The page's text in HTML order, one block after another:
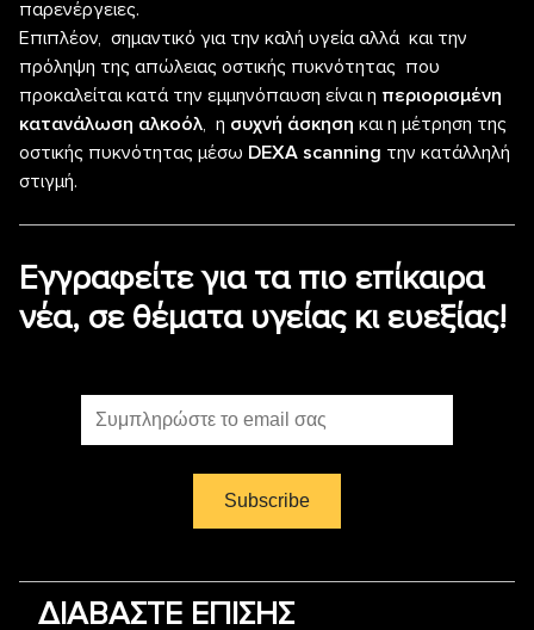
παρενέργειες.
Επιπλέον, σημαντικό για την καλή υγεία αλλά και την
πρόληψη της απώλειας οστικής πυκνότητας που
προκαλείται κατά την εμμηνόπαυση είναι η περιορισμένη
κατανάλωση αλκοόλ, η συχνή άσκηση και η μέτρηση της
οστικής πυκνότητας μέσω DEXA scanning την κατάλληλή
στιγμή.
Εγγραφείτε για τα πιο επίκαιρα
νέα, σε θέματα υγείας κι ευεξίας!
ΔΙΑΒΑΣΤΕ ΕΠΙΣΗΣ